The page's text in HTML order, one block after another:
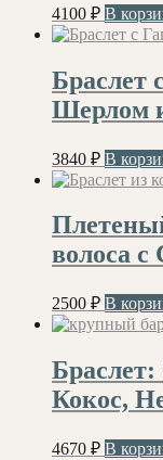
4100 ₽ В
Браслет
Шерлом
3840 ₽ В
волоса с
2500 ₽ В
Кокос,
4670 ₽ В